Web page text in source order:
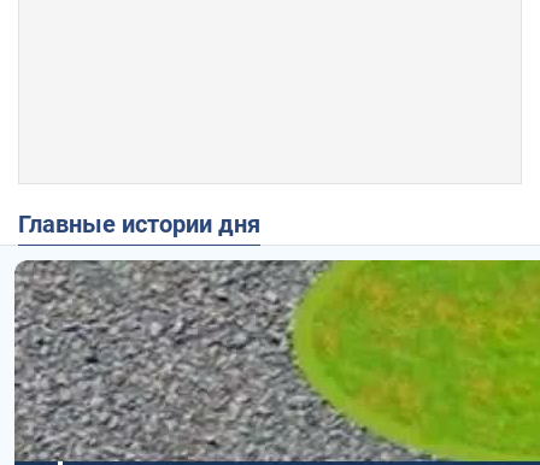
Главные истории дня